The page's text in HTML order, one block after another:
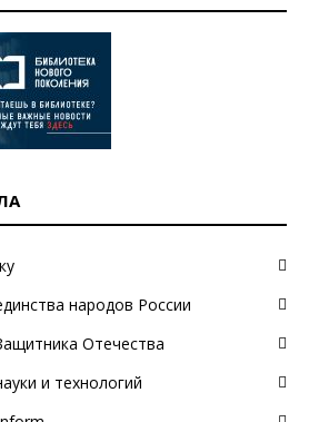
народов России
Отечества
и технологий